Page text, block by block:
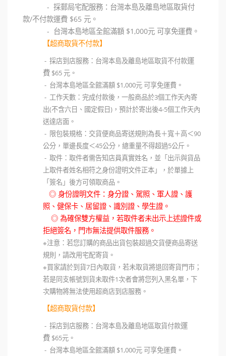
- 採郵局宅配服務：台灣本島及離島地區取貨付
款/不付款運費 $65 元。
- 台灣本島地區全館滿額 $1,000元 可享免運費。
【超商取貨不付款】
- 採店到店服務：台灣本島及離島地區取貨不付款運
費 $65 元。
- 台灣本島地區全館滿額 $1,000元 可享免運費。
- 工作天數：完成付款後，一般商品於3個工作天內寄
出(不含六日、國定假日)，預計於寄出後4-5個工作天內
送達店面。
- 限包裝規格：交貨便商品寄送規則為長＋寬＋高＜90
公分，單邊長度＜45公分，總重量不得超過5公斤。
- 取件：取件者需告知店員真實姓名，並「出示與貨品
上取件者姓名相符之身份證明文件正本」，於單據上
「簽名」後方可領取商品。
◎ 身份證明文件：身分證、駕照、軍人證、護
照、健保卡、居留證、識別證、學生證。
◎ 為確保雙方權益，若取件者未出示上述證件或
拒絕簽名，門市無法提供取件服務。
※注意：若您訂購的商品出貨包裝超過交貨便商品寄送
規則，請改用宅配寄貨。
※買家請於到貨7日內取貨，若未取貨將退回寄貨門市；
若是同支帳號到貨未取件1次者會將您列入黑名單，下
次購物將無法使用超商店到店服務。
【超商取貨付款】
- 採店到店服務：台灣本島及離島地區取貨付款運
費 $65元。
- 台灣本島地區全館滿額 $1,000元 可享免運費。